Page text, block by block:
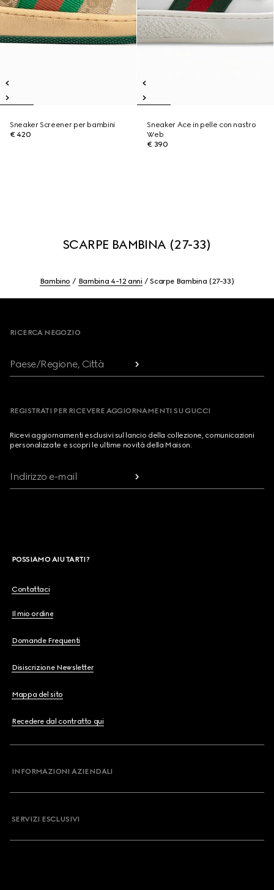
Sneaker Screener per bambini
€ 420
Sneaker Ace in pelle con nastro
Web
€ 390
SCARPE BAMBINA (27-33)
Bambino Bambina 4-12 anni Scarpe Bambina (27-33)
RICERCA NEGOZIO
Paese/Regione, Città
REGISTRATI PER RICEVERE AGGIORNAMENTI SU GUCCI
Ricevi aggiornamenti esclusivi sul lancio della collezione, comunicazioni
personalizzate e scopri le ultime novità della Maison.
Indirizzo e-mail
POSSIAMO AIUTARTI?
Contattaci
Il mio ordine
Domande Frequenti
Disiscrizione Newsletter
Mappa del sito
Recedere dal contratto qui
INFORMAZIONI AZIENDALI
SERVIZI ESCLUSIVI